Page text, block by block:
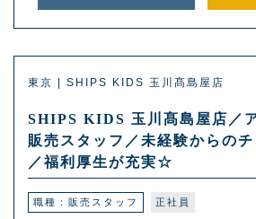
東京 | SHIPS KIDS 玉川髙島屋店
SHIPS KIDS 玉川髙島屋店／
販売スタッフ／未経験からのチ
／福利厚生が充実☆
職種：販売スタッフ 正社員